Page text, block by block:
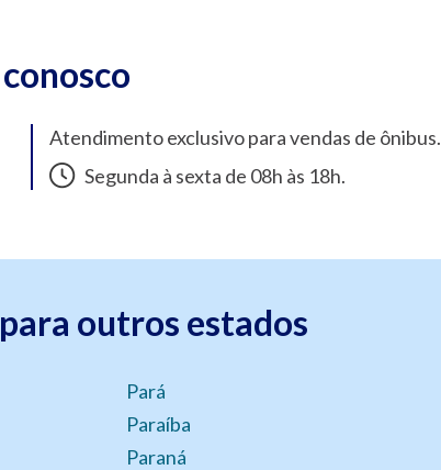
Atendimento exclusivo para vendas de ônibus.
Segunda à sexta de 08h às 18h.
outros estados
Pará
Paraíba
Paraná